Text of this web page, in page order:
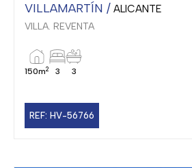
VILLAMARTÍN / ALICANTE
VILLA. REVENTA
150m2 3 3
REF: HV-56766